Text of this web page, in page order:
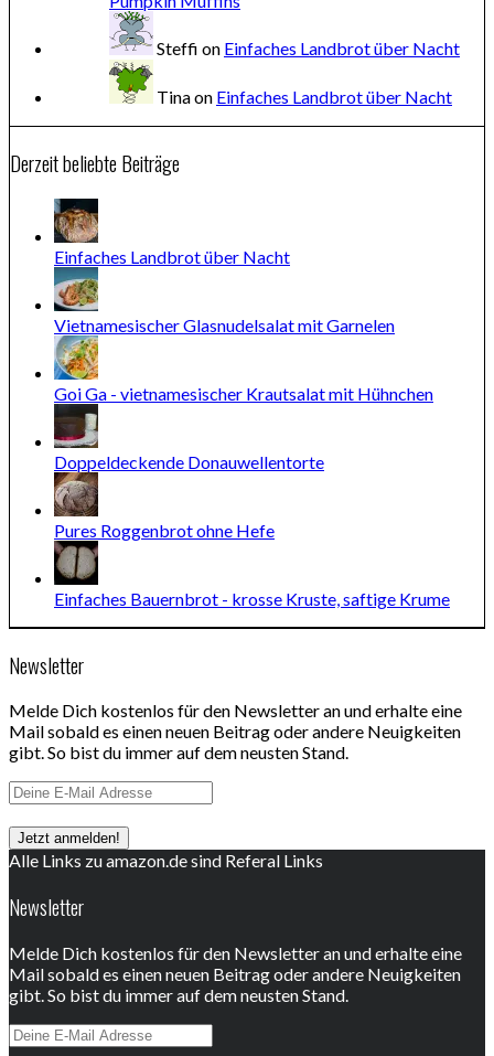
Steffi on Einfaches Landbrot über Nacht
Tinaon Einfaches Landbrot über Nacht
Derzeit beliebte Beiträge
Einfaches Landbrot über Nacht
Vietnamesischer Glasnudelsalat mit Garnelen
Goi Ga - vietnamesischer Krautsalat mit Hühnchen
Doppeldeckende Donauwellentorte
Pures Roggenbrot ohne Hefe
Einfaches Bauernbrot - krosse Kruste, saftige Krume
Newsletter
Melde Dich kostenlos für den Newsletter an und erhalte eine
Mail sobald es einen neuen Beitrag oder andere Neuigkeiten
gibt. So bist du immer auf dem neusten Stand.
Alle Links zu amazon.de sind Referal Links
Newsletter
Melde Dich kostenlos für den Newsletter an und erhalte eine
Mail sobald es einen neuen Beitrag oder andere Neuigkeiten
gibt. So bist du immer auf dem neusten Stand.